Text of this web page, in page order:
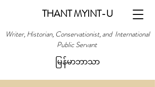
THANT MYINT-U
Writer, Historian, Conservationist, and International
Public Servant
မြန်မာဘာသာ